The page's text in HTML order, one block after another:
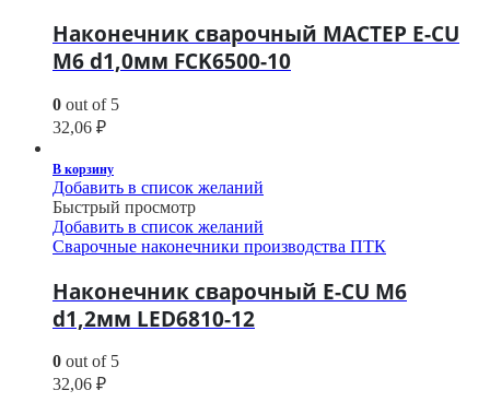
Наконечник сварочный МАСТЕР E-CU
М6 d1,0мм FCK6500-10
0 out of 5
32,06 ₽
В корзину
Добавить в список желаний
Быстрый просмотр
Добавить в список желаний
Сварочные наконечники производства ПТК
Наконечник сварочный E-CU М6
d1,2мм LED6810-12
0 out of 5
32,06 ₽